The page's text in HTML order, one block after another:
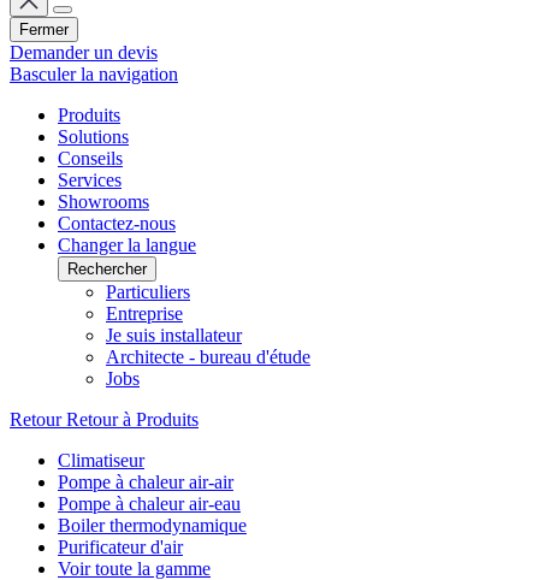
Fermer
Demander un devis
Basculer la navigation
Produits
Solutions
Conseils
Services
Showrooms
Contactez-nous
Changer la langue
Rechercher
Particuliers
Entreprise
Je suis installateur
Architecte - bureau d'étude
Jobs
Retour Retour à Produits
Climatiseur
Pompe à chaleur air-air
Pompe à chaleur air-eau
Boiler thermodynamique
Purificateur d'air
Voir toute la gamme